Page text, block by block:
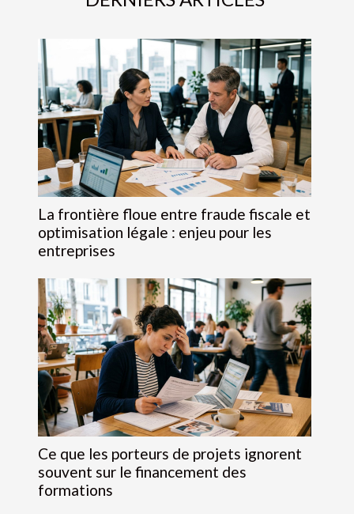
La frontière floue entre fraude fiscale et
optimisation légale : enjeu pour les
entreprises
Ce que les porteurs de projets ignorent
souvent sur le financement des
formations